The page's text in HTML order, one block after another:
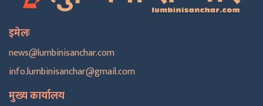
इमेलः
news@lumbinisanchar.com
info.lumbinisanchar@gmail.com
मुख्य कार्यालय